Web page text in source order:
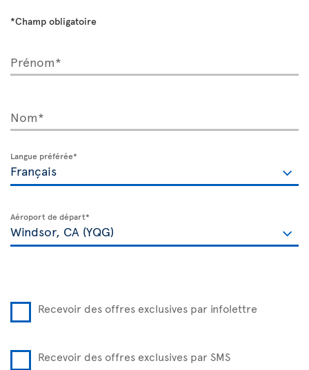
*Champ obligatoire
Prénom*
Nom*
Langue préférée*
Aéroport de départ*
Recevoir des offres exclusives par infolettre
Recevoir des offres exclusives par SMS